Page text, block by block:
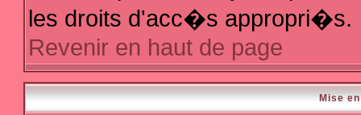
les droits d'acc�s appropri�s.
Revenir en haut de page
Mise